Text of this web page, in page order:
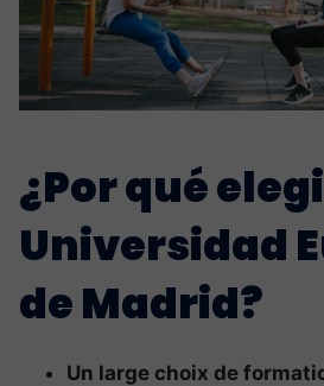
¿Por qué
Universidad
de Madrid?
Un large choix de